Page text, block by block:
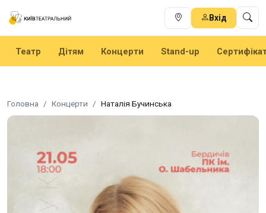
Вхід
Театр Дітям Концерти Stand-up
Головна Концерти Наталія Бучинська